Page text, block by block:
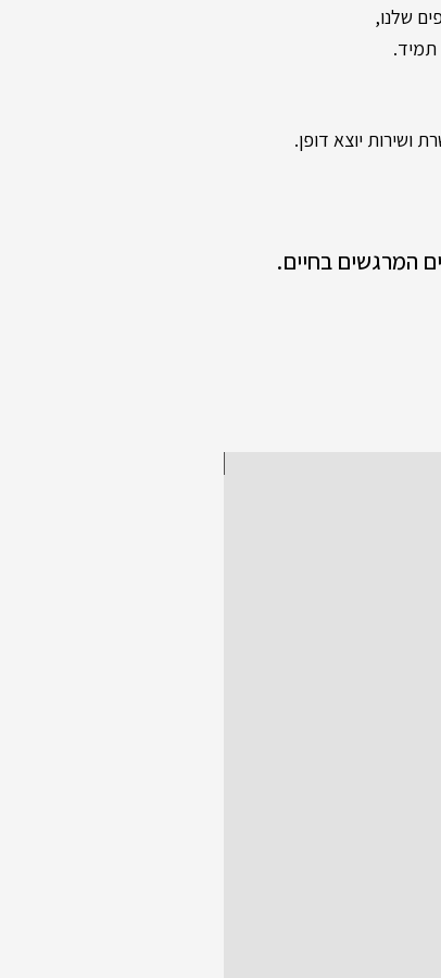
תמיד.
ושירות יוצא דופן.
המרגשים בחיים.